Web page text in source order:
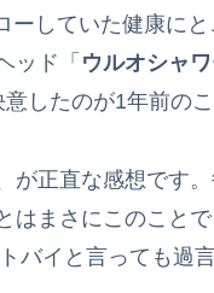
ーしていた健康に
ッド「 ウルオシャワ
したのが1年前のこ
が正直な感想です
まさにこのこと
バイと言っても過